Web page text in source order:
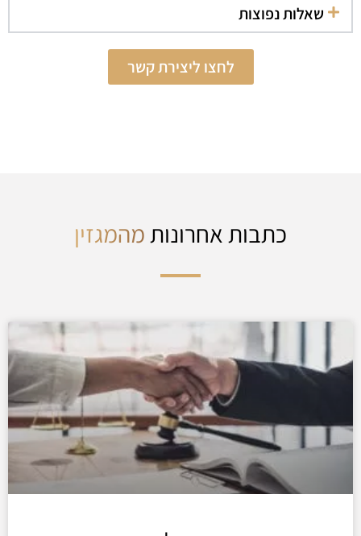
שאלות נפוצות
לחצו ליצירת קשר
כתבות אחרונותמהמגזין